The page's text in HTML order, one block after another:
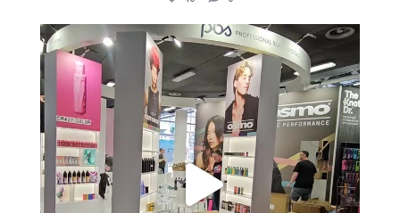
itaprosrl
Mar 25